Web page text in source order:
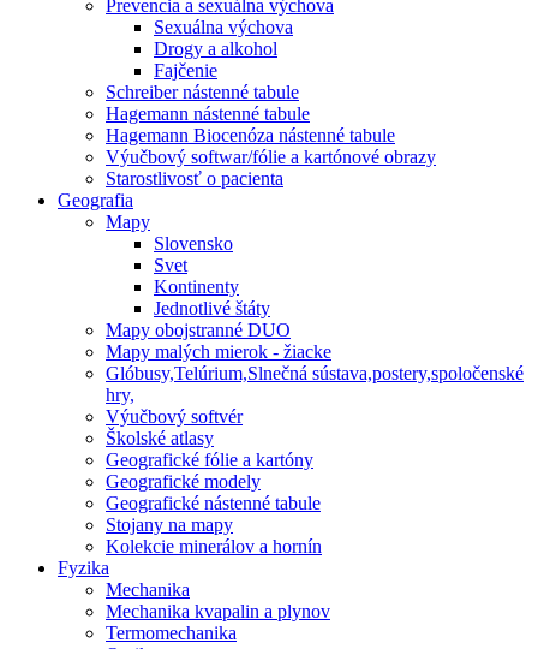
Prevencia a sexuálna výchova
Sexuálna výchova
Drogy a alkohol
Fajčenie
Schreiber nástenné tabule
Hagemann nástenné tabule
Hagemann Biocenóza nástenné tabule
Výučbový softwar/fólie a kartónové obrazy
Starostlivosť o pacienta
Geografia
Mapy
Slovensko
Svet
Kontinenty
Jednotlivé štáty
Mapy obojstranné DUO
Mapy malých mierok - žiacke
Glóbusy,Telúrium,Slnečná sústava,postery,spoločenské
hry,
Výučbový softvér
Školské atlasy
Geografické fólie a kartóny
Geografické modely
Geografické nástenné tabule
Stojany na mapy
Kolekcie minerálov a hornín
Fyzika
Mechanika
Mechanika kvapalin a plynov
Termomechanika